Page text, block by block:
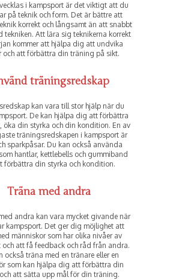
i kampsport är det viktigt att du
på teknik och form. Det är bättre att
korrekt och långsamt än att snabbt
tekniken. Att lära sig teknikerna korrekt
kommer att hjälpa dig att undvika
och att förbättra din träning på sikt.
träningsredskap
kan vara till stor hjälp när du
De kan hjälpa dig att förbättra
öka din styrka och din kondition. En av
träningsredskapen i kampsport är
sparkpåsar. Du kan också använda
hantlar, kettlebells och gummiband
förbättra din styrka och kondition.
Träna med andra
andra kan vara mycket givande när
kampsport. Det ger dig möjlighet att
människor som har olika nivåer av
och att få feedback och råd från andra.
också träna med en tränare eller en
som kan hjälpa dig att förbättra din
att sätta upp mål för din träning.